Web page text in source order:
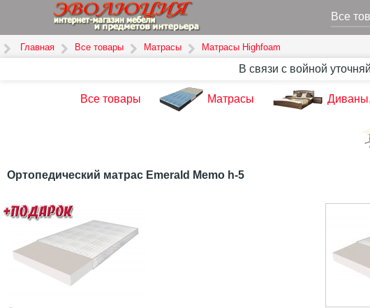
Все
Главная Все товары Матрасы Матрасы Highfoam
В связи с войной
Все товары Матрасы
Ортопедический матрас Emerald Memo h-5